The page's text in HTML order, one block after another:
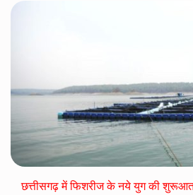
छत्तीसगढ़ में फिशरीज के नये युग की